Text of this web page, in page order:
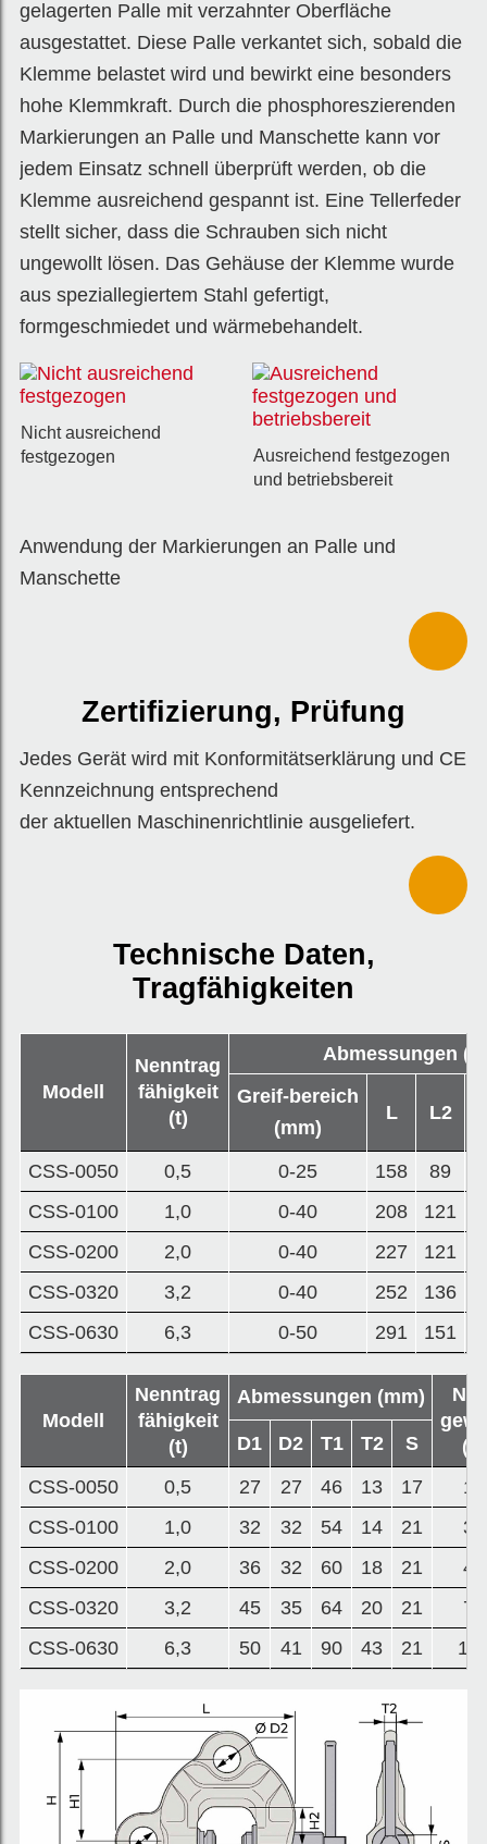
gelagerten Palle mit verzahnter Oberfläche
ausgestattet. Diese Palle verkantet sich, sobald die
Klemme belastet wird und bewirkt eine besonders
hohe Klemmkraft. Durch die phosphoreszierenden
Markierungen an Palle und Manschette kann vor
jedem Einsatz schnell überprüft werden, ob die
Klemme ausreichend gespannt ist. Eine Tellerfeder
stellt sicher, dass die Schrauben sich nicht
ungewollt lösen. Das Gehäuse der Klemme wurde
aus speziallegiertem Stahl gefertigt,
formgeschmiedet und wärmebehandelt.
Nicht ausreichend
festgezogen
Ausreichend festgezogen
und betriebsbereit
Anwendung der Markierungen an Palle und
Manschette
Zertifizierung, Prüfung
Jedes Gerät wird mit Konformitätserklärung und CE
Kennzeichnung entsprechend
der aktuellen Maschinenrichtlinie ausgeliefert.
Technische Daten,
Tragfähigkeiten
Modell
Nenntrag
fähigkeit
(t)
Abmessungen
Greif-bereich
(mm)
L L2
CSS-0050 0,5 0-25 158 89
CSS-0100
1,0 0-40 208 121
CSS-0200
2,0 0-40 227 121
CSS-0320
3,2 0-40 252 136
CSS-0630
6,3 0-50 291 151
Modell
Nenntrag
fähigkeit
(t)
Abmessungen (mm)
D1 D2 T1 T2
S
CSS-0050
0,5 27 27 46 13 17
CSS-0100
1,0 32 32 54 14 21
CSS-0200
2,0 36 32 60 18 21
CSS-0320
3,2 45 35 64 20 21
CSS-0630
6,3 50 41 90 43 21